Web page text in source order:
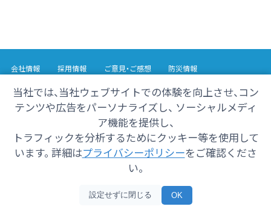
当社では、当社ウェブサイトでの体験を向上させ、コン
テンツや広告をパーソナライズし、 ソーシャルメディ
ア機能を提供し、
トラフィックを分析するためにクッキー等を使用して
います。 詳細はプライバシーポリシーをご確認くださ
い。
設定せずに閉じる OK
会社情報 採用情報 ご意見・ご感想
防災情報
Copyright© 2025 SHIZUOKA TELECASTING Co.,Ltd.
All Rights Reserved.